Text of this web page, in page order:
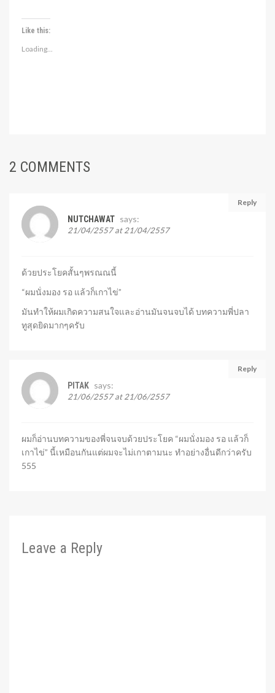
Like this:
Loading...
2 COMMENTS
Reply
NUTCHAWAT says:
21/04/2557 at 21/04/2557
ด้วยประโยคสั้นๆพรณณนี้
“ผมนั่งมอง รอ แล้วก็เกาไข่”
มันทำให้ผมเกิดความสนใจและอ่านมันจนจบได้ บทความพี่ปลา
ทูสุดยิดมากๆครับ
Reply
PITAK says:
21/06/2557 at 21/06/2557
ผมก็อ่านบทความของพี่จนจบด้วยประโยค “ผมนั่งมอง รอ แล้วก็
เกาไข่” นี้เหมือนกันแต่ผมจะไม่เกาตามนะ ทำอย่างอื่นดีกว่าครับ
555
Leave a Reply